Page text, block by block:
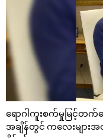
ရောဂါကူးစက်မှုမြင့်တ
အချိန်တွင် ကလေးများအ